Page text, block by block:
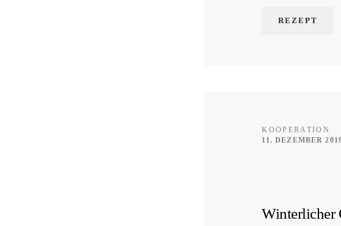
REZEPT
KOOPERATION
11. DEZEMBER
Winterlicher